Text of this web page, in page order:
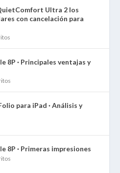
Ultra 2 los
con cancelación para
8P · Principales ventajas y
para iPad · Análisis y
8P · Primeras impresiones